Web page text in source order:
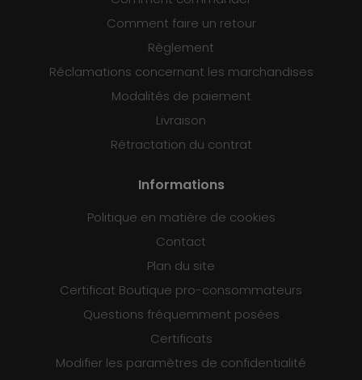
Comment faire un retour
Règlement
Réclamations concernant les marchandises
Modalités de paiement
Livraison
Rétractation du contrat
Informations
Politique en matière de cookies
Contact
Plan du site
Certificat Boutique pro-consommateurs
Questions fréquemment posées
Certificats
Modifier les paramètres de confidentialité